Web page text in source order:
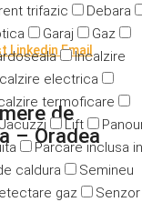
trifazic
Debara
Garaj
Gaz
Incalzire
electrica
termoficare
Jacuzzi Lift
Parcare inclusa in
caldura
Semineu
gaz
Senzor
LinkedinEmail
de
– Oradea